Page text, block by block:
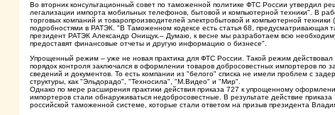
Во вторник консультационный совет по таможенной политике ФТС России утвердил
легализации импорта мобильных телефонов, бытовой и компьютерной техники". В
торговых компаний и товаропроизводителей электробытовой и компьютерной
подробностями в РАТЭК. "В Таможенном кодексе есть статья 68,
президент РАТЭК Александр Онищук.– Думаю, к весне мы разработаем всю
предоставят финансовые отчеты и другую информацию о бизнесе".
Упрощенный режим – уже не новая практика для ФТС России. Такой режим
порядок контроля заключался в оформлении товаров добросовестных импортеров
сведений и документов. То есть компании из "белого" списка не имели проблем с
структуры, как "Эльдорадо", "Техносила", "М.Видео" и "Мир".
Однако по мере расширения практики действия приказа 727 к упрощенному
импортеров стали обнаруживаться недобросовестные. В результате действие
российской таможенной системе, которые стали ответом на призыв президента